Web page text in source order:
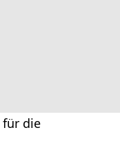
für die